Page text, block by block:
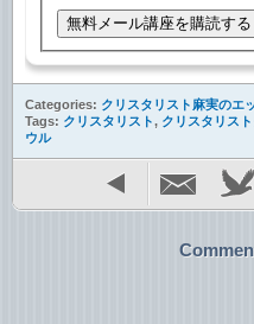
Categories: クリスタリスト麻実のエ
Tags: クリスタリスト, クリスタリス
ウル